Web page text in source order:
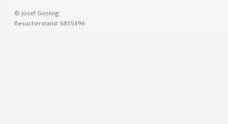
© Josef Gosling
Besucherstand: 6855496